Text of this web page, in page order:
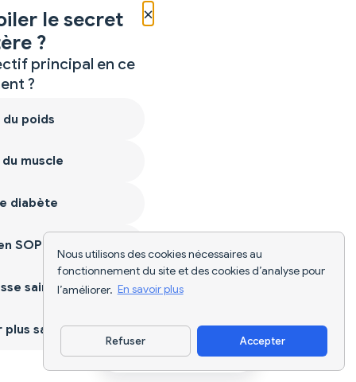
Nous utilisons des cookies nécessaires au
fonctionnement du site et des cookies d’analyse pour
l’améliorer. En savoir plus
Refuser Accepter
Télécharger l'appli
×
le secret
?
principal en ce
?
poids
muscle
diabète
SOPK
saine
sain